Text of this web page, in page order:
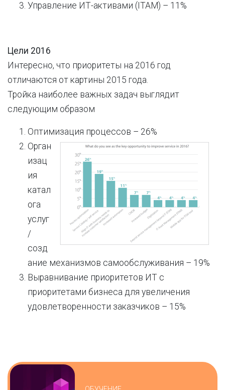
Управление ИТ-активами (ITAM) – 11%
Цели 2016
Интересно, что приоритеты на 2016 год
отличаются от картины 2015 года.
Тройка наиболее важных задач выглядит
следующим образом
Оптимизация процессов – 26%
Орган
изац
ия
катал
ога
услуг
/
созд
ание механизмов самообслуживания – 19%
Выравнивание приоритетов ИТ с
приоритетами бизнеса для увеличения
удовлетворенности заказчиков – 15%